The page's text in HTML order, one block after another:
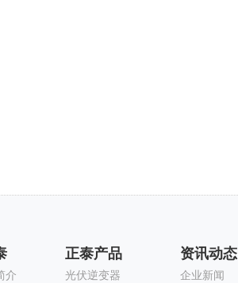
介
正泰产品
光伏逆变器
资讯动态
企业新闻